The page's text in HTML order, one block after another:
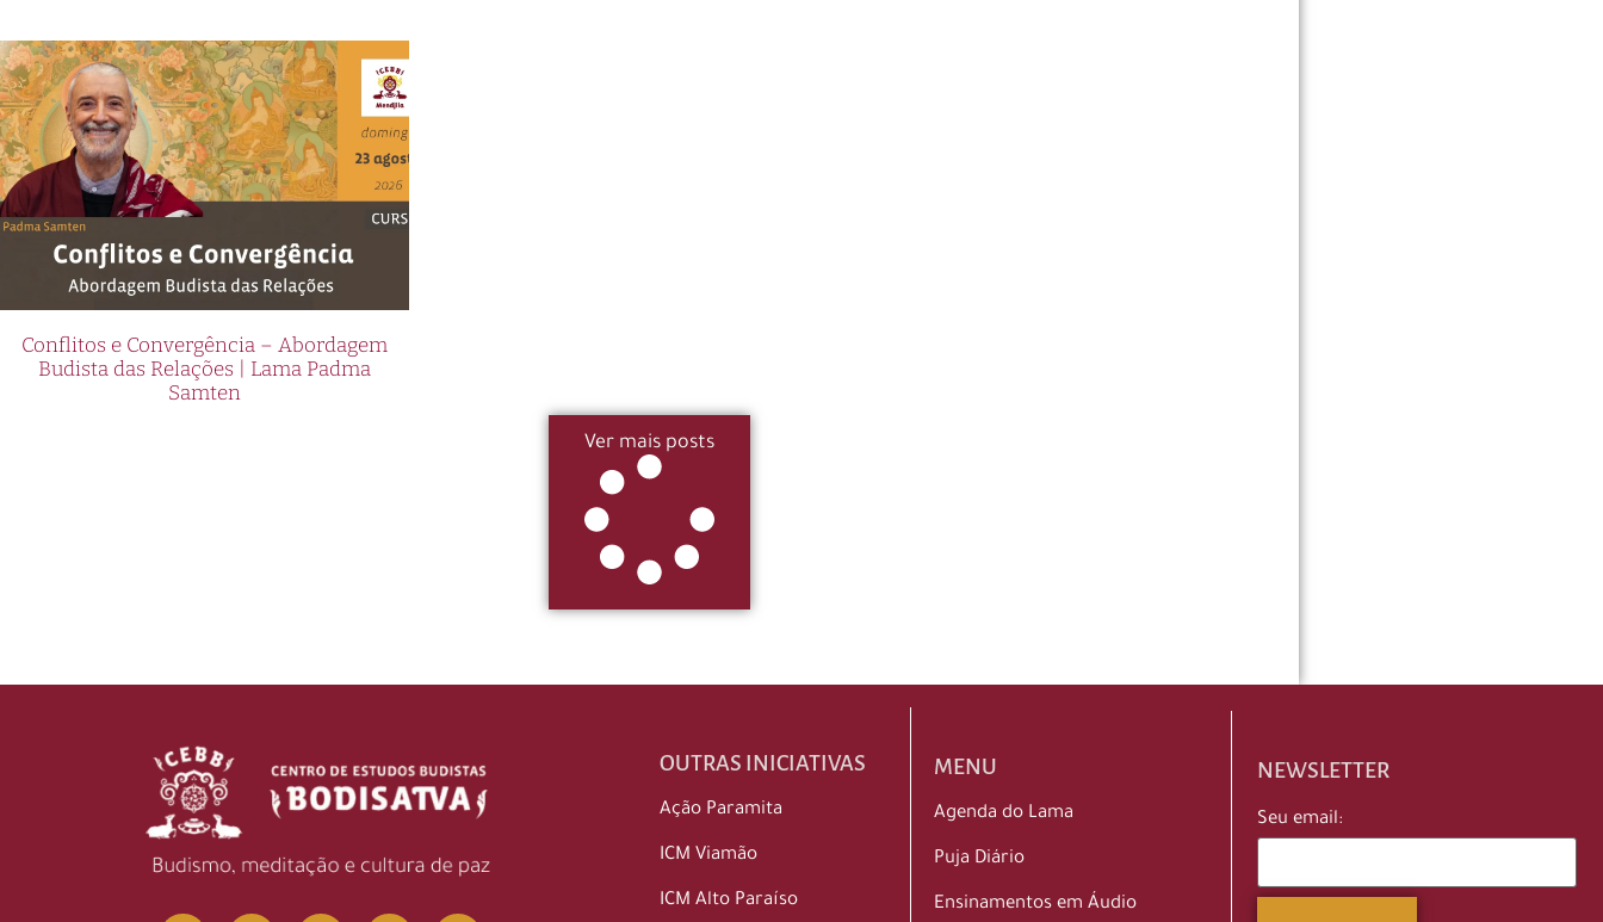
Conflitos e Convergência – Abordagem
Budista das Relações | Lama Padma
Samten
Ver mais posts
OUTRAS INICIATIVAS
Ação Paramita
ICM Viamão
ICM Alto Paraíso
MENU
Agenda do Lama
Puja Diário
Ensinamentos em Áudio
NEWSLETTER
Seu email: